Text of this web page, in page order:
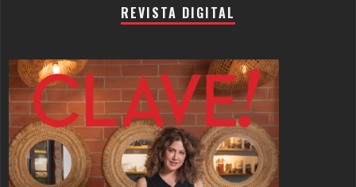
REVISTA DIGITAL